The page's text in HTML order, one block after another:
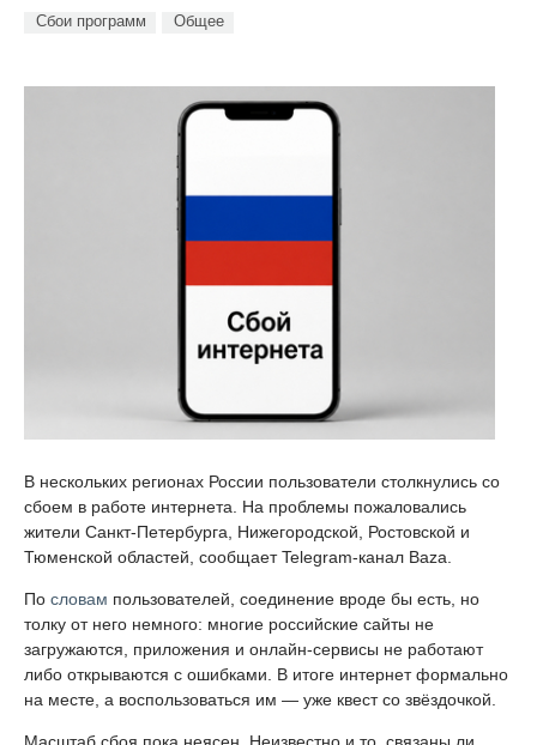
Сбои программ Общее
В нескольких регионах России пользователи столкнулись со
сбоем в работе интернета. На проблемы пожаловались
жители Санкт-Петербурга, Нижегородской, Ростовской и
Тюменской областей, сообщает Telegram-канал Baza.
По словам пользователей, соединение вроде бы есть, но
толку от него немного: многие российские сайты не
загружаются, приложения и онлайн-сервисы не работают
либо открываются с ошибками. В итоге интернет формально
на месте, а воспользоваться им — уже квест со звёздочкой.
Масштаб сбоя пока неясен. Неизвестно и то, связаны ли